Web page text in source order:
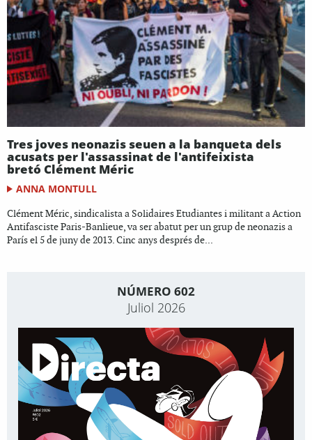
Tres joves neonazis seuen a la banqueta dels
acusats per l'assassinat de l'antifeixista
bretó Clément Méric
ANNA MONTULL
Clément Méric, sindicalista a Solidaires Etudiantes i militant a Action
Antifasciste Paris-Banlieue, va ser abatut per un grup de neonazis a
París el 5 de juny de 2013. Cinc anys després de...
NÚMERO 602
Juliol 2026